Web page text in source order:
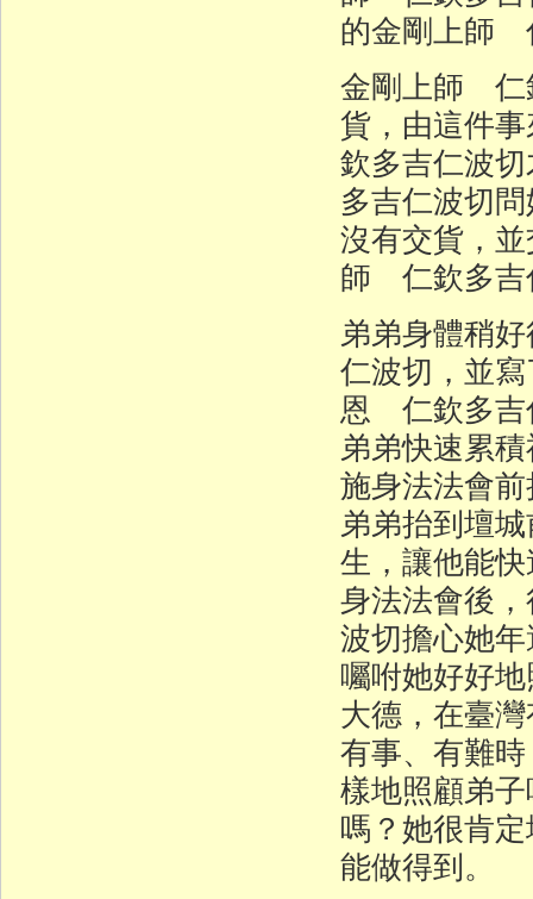
的金剛上師
金剛上師 仁
貨，由這件
欽多吉仁波
多吉仁波切
沒有交貨，
師 仁欽多吉
弟弟身體稍
仁波切，並
恩 仁欽多吉
弟弟快速累
施身法法會
弟弟抬到壇
生，讓他能
身法法會後
波切擔心她
囑咐她好好
大德，在臺
有事、有難
樣地照顧弟
嗎？她很肯
能做得到。